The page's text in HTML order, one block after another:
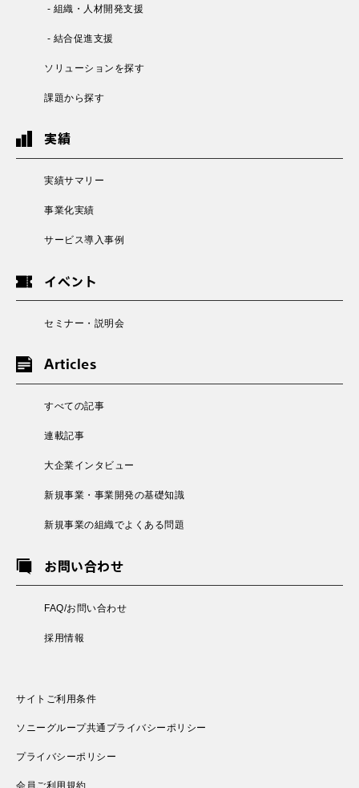
- 組織・人材開発支援
- 結合促進支援
ソリューションを探す
課題から探す
実績
実績サマリー
事業化実績
サービス導入事例
イベント
セミナー・説明会
Articles
すべての記事
連載記事
大企業インタビュー
新規事業・事業開発の基礎知識
新規事業の組織でよくある問題
お問い合わせ
FAQ/お問い合わせ
採用情報
サイトご利用条件
ソニーグループ共通プライバシーポリシー
プライバシーポリシー
会員ご利用規約